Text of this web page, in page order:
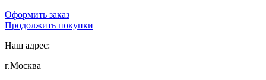
Оформить заказ
Продолжить покупки
Наш адрес:
г.Москва